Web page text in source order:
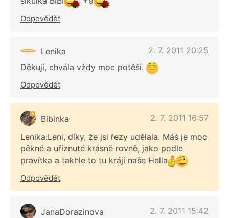
Odpovědět
Lenika
2. 7. 2011 20:25
Děkují, chvála vždy moc potěší.
Odpovědět
Bibinka
2. 7. 2011 16:57
Lenika:Leni, díky, že jsi řezy udělala. Máš je moc
pěkné a uříznuté krásně rovně, jako podle
pravítka a takhle to tu krájí naše Hella
Odpovědět
JanaDorazinova
2. 7. 2011 15:42